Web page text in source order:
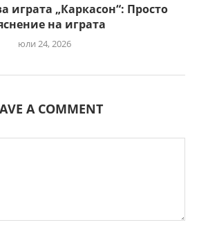
играта „Каркасон“: Просто
на играта
юли 24, 2026
A COMMENT